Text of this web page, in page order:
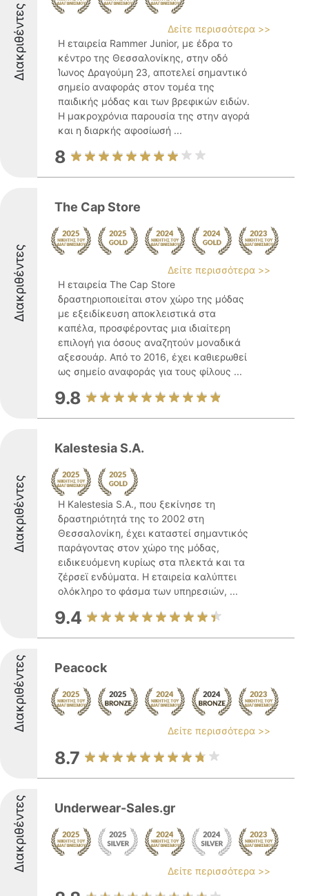
Διακριθέντες
Δείτε περισσότερα >>
Η εταιρεία Rammer Junior, με έδρα το
κέντρο της Θεσσαλονίκης, στην οδό
Ίωνος Δραγούμη 23, αποτελεί σημαντικό
σημείο αναφοράς στον τομέα της
παιδικής μόδας και των βρεφικών ειδών.
Η μακροχρόνια παρουσία της στην αγορά
και η διαρκής αφοσίωσή ...
8
Διακριθέντες
The Cap Store
Δείτε περισσότερα >>
Η εταιρεία The Cap Store
δραστηριοποιείται στον χώρο της μόδας
με εξειδίκευση αποκλειστικά στα
καπέλα, προσφέροντας μια ιδιαίτερη
επιλογή για όσους αναζητούν μοναδικά
αξεσουάρ. Από το 2016, έχει καθιερωθεί
ως σημείο αναφοράς για τους φίλους ...
9.8
Διακριθέντες
Kalestesia S.A.
Η Kalestesia S.A., που ξεκίνησε τη
δραστηριότητά της το 2002 στη
Θεσσαλονίκη, έχει καταστεί σημαντικός
παράγοντας στον χώρο της μόδας,
ειδικευόμενη κυρίως στα πλεκτά και τα
ζέρσεϊ ενδύματα. Η εταιρεία καλύπτει
ολόκληρο το φάσμα των υπηρεσιών, ...
9.4
Διακριθέντες Peacock
Δείτε περισσότερα >>
8.7
Διακριθέντες Underwear-Sales.gr
Δείτε περισσότερα >>